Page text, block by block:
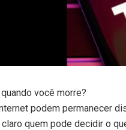
você morre?
podem permanecer
quem pode decidir o